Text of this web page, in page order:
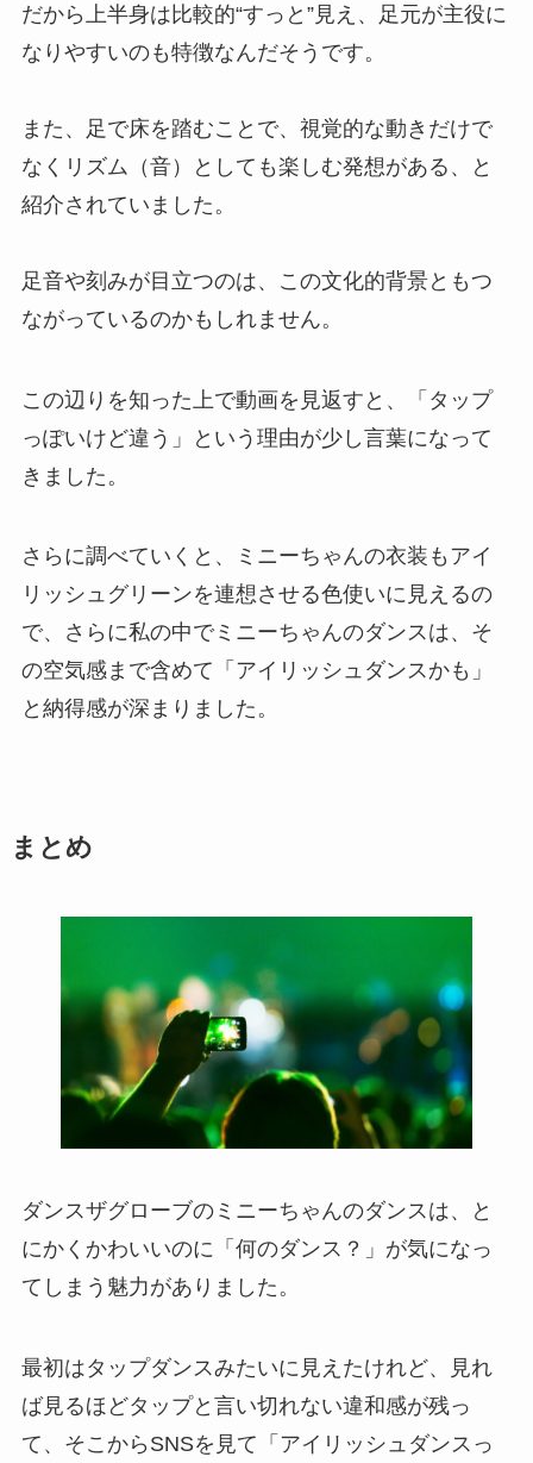
だから上半身は比較的“すっと”見え、足元が主役に
なりやすいのも特徴なんだそうです。
また、足で床を踏むことで、視覚的な動きだけで
なくリズム（音）としても楽しむ発想がある、と
紹介されていました。
足音や刻みが目立つのは、この文化的背景ともつ
ながっているのかもしれません。
この辺りを知った上で動画を見返すと、「タップ
っぽいけど違う」という理由が少し言葉になって
きました。
さらに調べていくと、ミニーちゃんの衣装もアイ
リッシュグリーンを連想させる色使いに見えるの
で、さらに私の中でミニーちゃんのダンスは、そ
の空気感まで含めて「アイリッシュダンスかも」
と納得感が深まりました。
まとめ
ダンスザグローブのミニーちゃんのダンスは、と
にかくかわいいのに「何のダンス？」が気になっ
てしまう魅力がありました。
最初はタップダンスみたいに見えたけれど、見れ
ば見るほどタップと言い切れない違和感が残っ
て、そこからSNSを見て「アイリッシュダンスっ